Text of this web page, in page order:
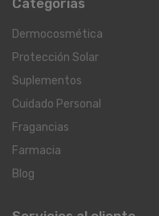
Categorías
Dermocosmética
Protección Solar
Suplementos
Cuidado Personal
Fragancias
Farmacia
Blog